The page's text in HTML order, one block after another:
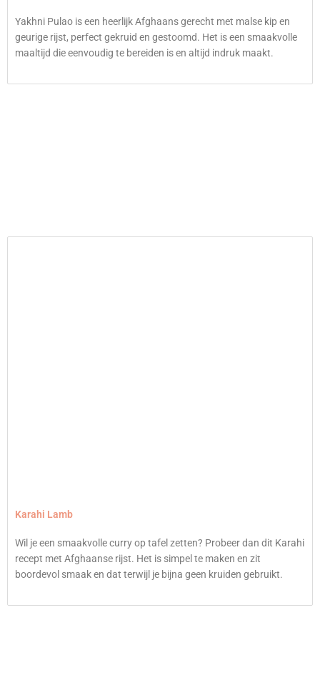
Yakhni Pulao is een heerlijk Afghaans gerecht met malse kip en
geurige rijst, perfect gekruid en gestoomd. Het is een smaakvolle
maaltijd die eenvoudig te bereiden is en altijd indruk maakt.
Karahi Lamb
Wil je een smaakvolle curry op tafel zetten? Probeer dan dit Karahi
recept met Afghaanse rijst. Het is simpel te maken en zit
boordevol smaak en dat terwijl je bijna geen kruiden gebruikt.